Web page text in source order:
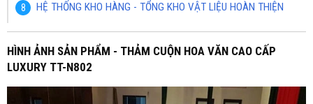
HỆ THỐNG KHO HÀNG - TỔNG KHO VẬT LIỆU HOÀN THIỆN
HÌNH ẢNH SẢN PHẨM - THẢM CUỘN HOA VĂN CAO CẤP
LUXURY TT-N802